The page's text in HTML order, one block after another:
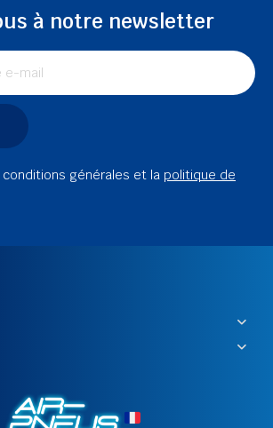
à notre newsletter
générales et la politique de